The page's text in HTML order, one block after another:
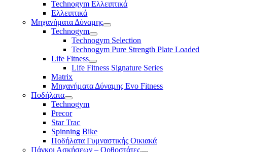
Technogym Ελλειπτικά
Ελλειπτικά
Μηχανήματα Δύναμης
Technogym
Technogym Selection
Technogym Pure Strength Plate Loaded
Life Fitness
Life Fitness Signature Series
Matrix
Μηχανήματα Δύναμης Evo Fitness
Ποδήλατα
Technogym
Precor
Star Trac
Spinning Bike
Ποδήλατα Γυμναστικής Οικιακά
Πάγκοι Ασκήσεων – Ορθοστάτες